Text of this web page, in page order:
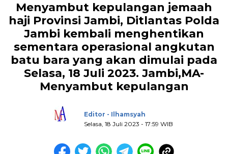
Menyambut kepulangan jemaah
haji Provinsi Jambi, Ditlantas Polda
Jambi kembali menghentikan
sementara operasional angkutan
batu bara yang akan dimulai pada
Selasa, 18 Juli 2023. Jambi,MA-
Menyambut kepulangan
Editor - Ilhamsyah
Selasa, 18 Juli 2023 - 17:59 WIB
.